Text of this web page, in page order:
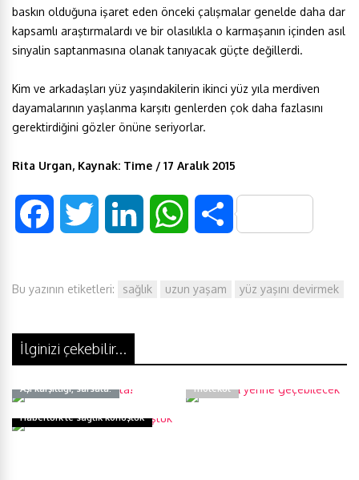
baskın olduğuna işaret eden önceki çalışmalar genelde daha dar
kapsamlı araştırmalardı ve bir olasılıkla o karmaşanın içinden asıl
sinyalin saptanmasına olanak tanıyacak güçte değillerdi.
Kim ve arkadaşları yüz yaşındakilerin ikinci yüz yıla merdiven
dayamalarının yaşlanma karşıtı genlerden çok daha fazlasını
gerektirdiğini gözler önüne seriyorlar.
Rita Urgan, Kaynak: Time / 17 Aralık 2015
c
e
b
i
t
t
n
e
a
s
A
S
e
Bu yazının etiketleri: sağlık uzun yaşam yüz yaşını devirmek
İlginizi çekebilir...
Aşı karşıtlığı, safsata!
molekül
Habertürk’te sağlık konuştuk